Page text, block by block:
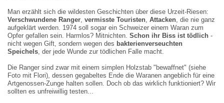
Man erzählt sich die wildesten Geschichten über diese Urzeit-Riesen:
Verschwundene Ranger, vermisste Touristen, Attacken, die nie ganz
aufgeklärt werden. 1974 soll sogar ein Schweizer einem Waran zum
Opfer gefallen sein. Harmlos? Mitnichten. Schon ihr Biss ist tödlich -
nicht wegen Gift, sondern wegen des bakterienverseuchten
Speichels, der jede Wunde zur tödlichen Falle macht.
Die Ranger sind zwar mit einem simplen Holzstab "bewaffnet" (siehe
Foto mit Flori), dessen gegabeltes Ende die Waranen angeblich für eine
Artgenossen-Zunge halten sollen. Doch ob das wirklich funktioniert? Wir
sollten es unfreiwillig testen...